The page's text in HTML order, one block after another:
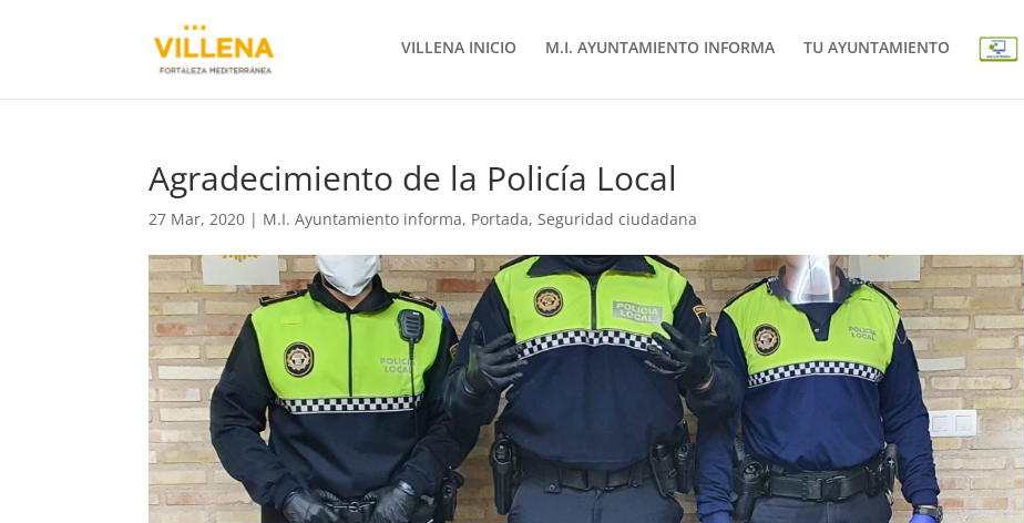
VILLENA INICIO M.I. AYUNTAMIENTO INFORMA TU AYUNTAMIENTO
Agradecimiento de la Policía Local
27 Mar, 2020 | M.I. Ayuntamiento informa, Portada,Seguridad ciudadana